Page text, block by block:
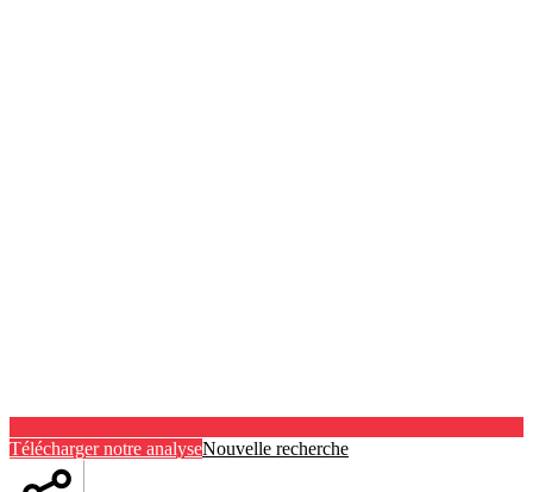
Télécharger notre analyseNouvelle recherche